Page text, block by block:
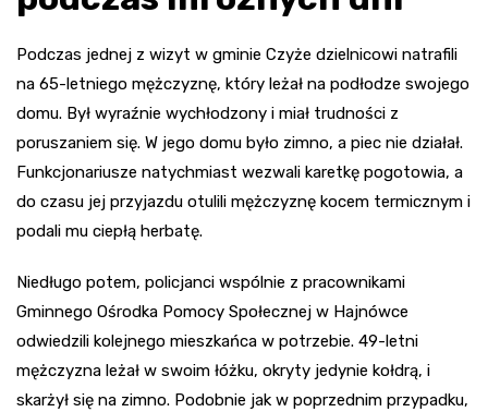
Podczas jednej z wizyt w gminie Czyże dzielnicowi natrafili
na 65-letniego mężczyznę, który leżał na podłodze swojego
domu. Był wyraźnie wychłodzony i miał trudności z
poruszaniem się. W jego domu było zimno, a piec nie działał.
Funkcjonariusze natychmiast wezwali karetkę pogotowia, a
do czasu jej przyjazdu otulili mężczyznę kocem termicznym i
podali mu ciepłą herbatę.
Niedługo potem, policjanci wspólnie z pracownikami
Gminnego Ośrodka Pomocy Społecznej w Hajnówce
odwiedzili kolejnego mieszkańca w potrzebie. 49-letni
mężczyzna leżał w swoim łóżku, okryty jedynie kołdrą, i
skarżył się na zimno. Podobnie jak w poprzednim przypadku,